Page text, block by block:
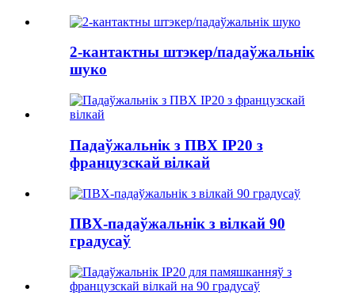
2-кантактны штэкер/падаўжальнік
шуко
Падаўжальнік з ПВХ IP20 з
французскай вілкай
ПВХ-падаўжальнік з вілкай 90
градусаў